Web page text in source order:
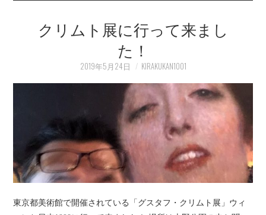
商品情報
プライベート
お客様宅（事例）
インテリアの知恵袋
店長業務
クリムト展に行って来まし
た！
2019年5月24日 KIRAKUKAN1001
東京都美術館で開催されている「グスタフ・クリムト展」ウィ